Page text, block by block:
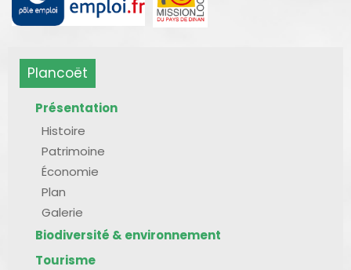
Plancoët
Présentation
Histoire
Patrimoine
Économie
Plan
Galerie
Biodiversité & environnement
Tourisme